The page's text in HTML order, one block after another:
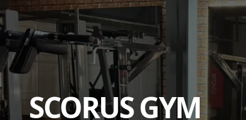
SCORUSGYM